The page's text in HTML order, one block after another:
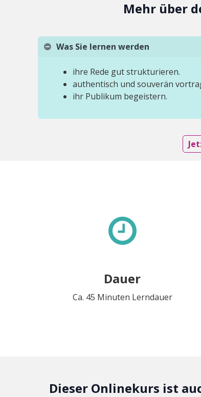
Mehr über
Was Sie lernen werden
ihre Rede gut strukturieren.
authentisch und souverän
ihr Publikum begeistern.
Dauer
Ca. 45 Minuten Lerndauer
Dieser Onlinekurs ist